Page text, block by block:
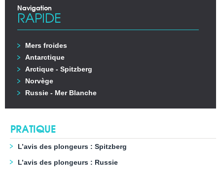
Navigation
RAPIDE
Mers froides
Antarctique
Arctique - Spitzberg
Norvège
Russie - Mer Blanche
PRATIQUE
L’avis des plongeurs : Spitzberg
L’avis des plongeurs : Russie